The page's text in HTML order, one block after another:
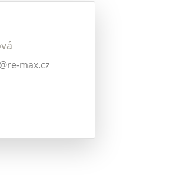
max.cz